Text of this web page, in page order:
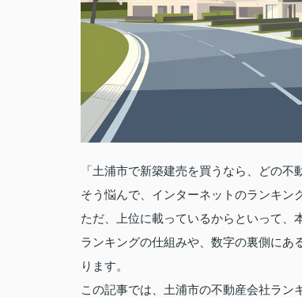
「土浦市で新築建売を買うなら、どの不
そう悩んで、インターネットのランキン
ただ、上位に載っているからといって、
ランキングの仕組みや、数字の裏側にあ
ります。
この記事では、土浦市の不動産会社ラ